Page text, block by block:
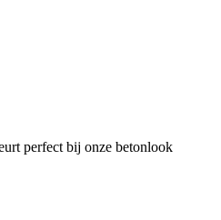
perfect bij onze betonlook